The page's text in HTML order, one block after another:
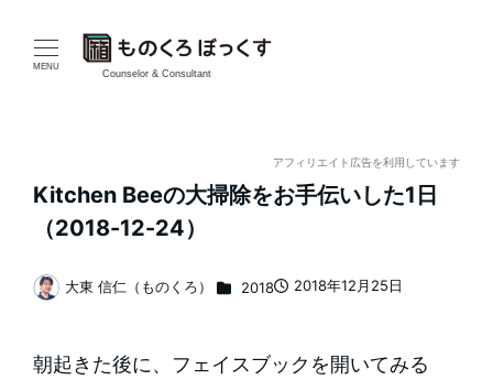
MENU
Counselor & Consultant
アフィリエイト広告を利用しています
Kitchen Beeの大掃除をお手伝いした1日
（2018-12-24）
2018年12月25日
著
大東 信仁（ものくろ） カテゴリー
2018
朝起きた後に、フェイスブックを開いてみる